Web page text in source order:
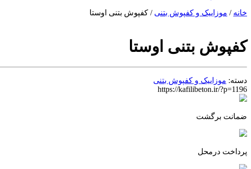
خانه / موزاییک و کفپوش بتنی / کفپوش بتنی اوستا
کفپوش بتنی اوستا
دسته: موزاییک و کفپوش بتنی
https://kafilibeton.ir/?p=1196
ضمانت برگشت
پرداخت درمحل